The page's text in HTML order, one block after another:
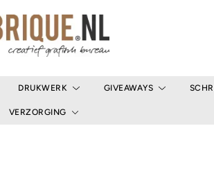
DRUKWERK GIVEAWAYS
VERZORGING